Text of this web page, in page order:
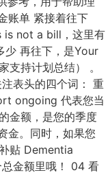
账单 紧接着往下
is not a bill，这里有
少 再往下，是Your
持计划总结） 。
表头的四个词： 重
ongoing 代表您当
金额，是您的季度
金。同时，如果您
贴 Dementia
金额里哦！ 04 看